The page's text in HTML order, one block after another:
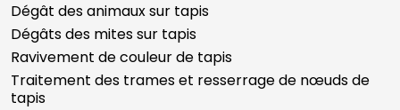
Dégât des animaux sur tapis
Dégâts des mites sur tapis
Ravivement de couleur de tapis
Traitement des trames et resserrage de nœuds de
tapis